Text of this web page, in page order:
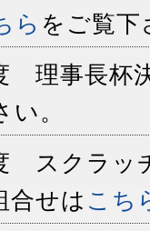
ら をご覧下
理事長杯
い。
スクラッ
合せは こち